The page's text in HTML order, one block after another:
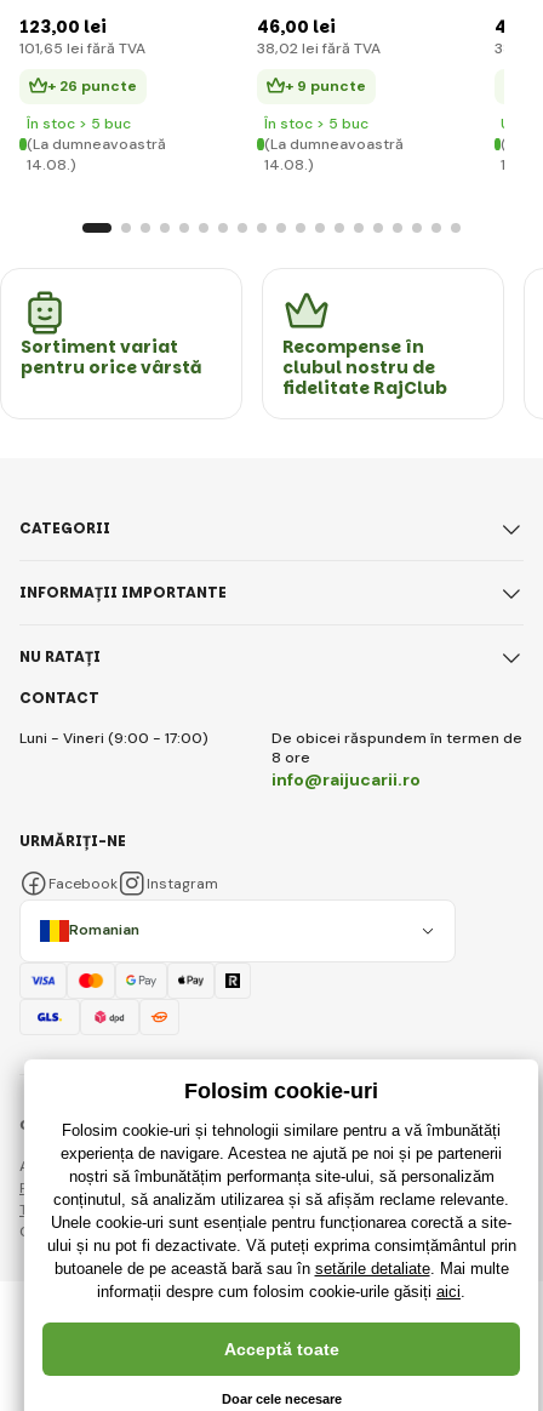
123,00 lei
101,65 lei fără TVA
+ 26 puncte
În stoc > 5 buc
(La dumneavoastră
14.08.)
46,00 lei
38,02 lei fără TVA
+ 9 puncte
În stoc > 5 buc
(La dumneavoastră
14.08.)
46
38
(La
Sortiment variat
pentru orice vârstă
Recompense în
clubul nostru de
fidelitate RajClub
CONTACT
Luni - Vineri (9:00 - 17:00)
De obicei răspundem în termen de
8 ore
info@raijucarii.ro
CATEGORII
INFORMAȚII IMPORTANTE
NU RATAȚI
Romanian
URMĂRIȚI-NE
Facebook Instagram
© 2018 - 2026 RaiJucării.ro, Toate drepturile rezervate
Această pagină este protejată prin reCAPTCHA și se aplică
Regulile de protecție a datelor personalecompaniile Google și ale lor
Termeni și condiții.
Crearea de magazine online eficiente de laRIESENIA